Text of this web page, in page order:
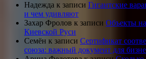
Надежда к записи Гигантские
и чем удивляют
Захар Фролов к записи Объекты
Киевской Руси
Семён к записи Сертификат
союза: важный документ для